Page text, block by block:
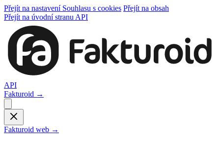
Přejít na nastavení Souhlasu s cookies Přejít na obsah
Přejít na úvodní stranu API
API
Fakturoid →
Fakturoid web →